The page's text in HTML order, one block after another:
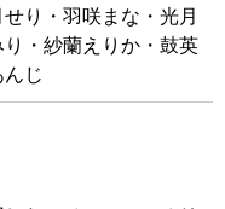
り・羽咲まな・光月
・紗蘭えりか・鼓英
じ